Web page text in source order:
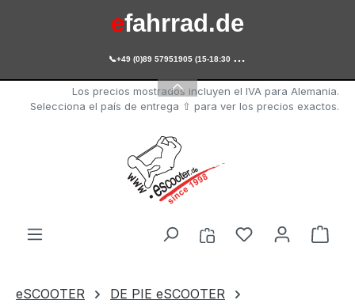
Saltar al contenido principal
escooter.de
efahrrad.de

+49 (0)89 57951905 (15-18:30 Uhr)
Los precios mostrados incluyen el IVA para Alemania.
Selecciona el país de entrega ⇧ para ver los precios exactos.
Tienes 0 El
eSCOOTER
DE PIE eSCOOTER